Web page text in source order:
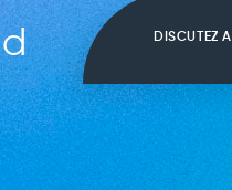
DISCUTEZ